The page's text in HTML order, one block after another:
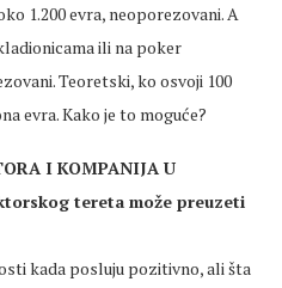
1.200 evra, neoporezovani. A
ili na poker
Teoretski, ko osvoji 100
evra. Kako je to moguće?
I KOMPANIJA U
tereta može preuzeti
kada posluju pozitivno, ali šta